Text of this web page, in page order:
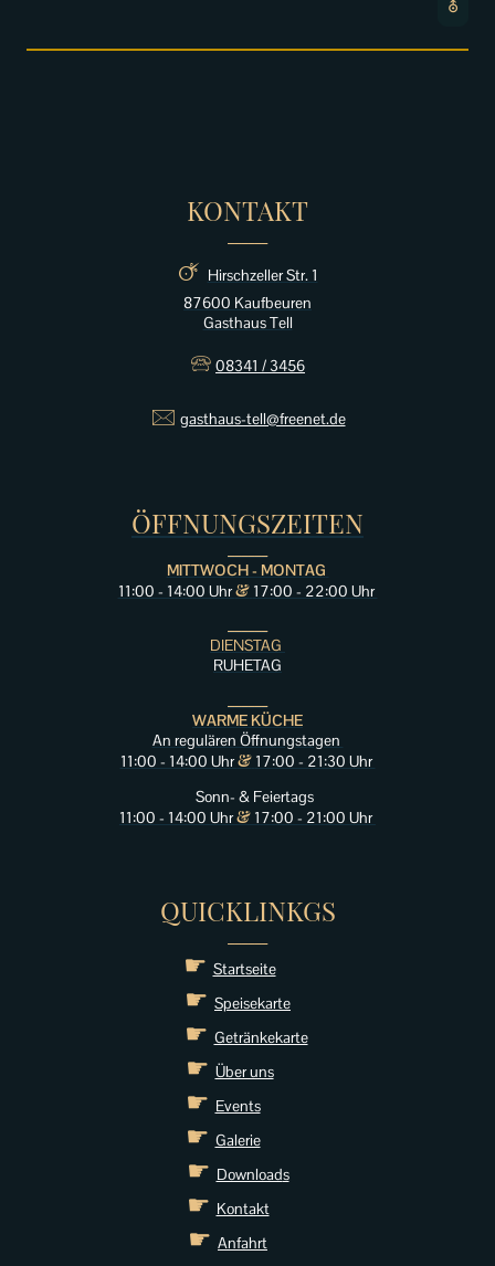
⛢
KONTAKT
🜚 Hirschzeller Str. 1
87600 Kaufbeuren
Gasthaus Tell
🕾 08341 / 3456
🖂 gasthaus-tell@freenet.de
ÖFFNUNGSZEITEN
MITTWOCH - MONTAG
11:00 - 14:00 Uhr& 17:00 - 22:00 Uhr
DIENSTAG
RUHETAG
WARME KÜCHE
An regulären Öffnungstagen
11:00 - 14:00 Uhr& 17:00 - 21:30 Uhr
Sonn- & Feiertags
11:00 - 14:00 Uhr& 17:00 - 21:00 Uhr
QUICKLINKGS
☛ Startseite
☛ Speisekarte
☛ Getränkekarte
☛ Über uns
☛ Events
☛ Galerie
☛ Downloads
☛ Kontakt
☛ Anfahrt